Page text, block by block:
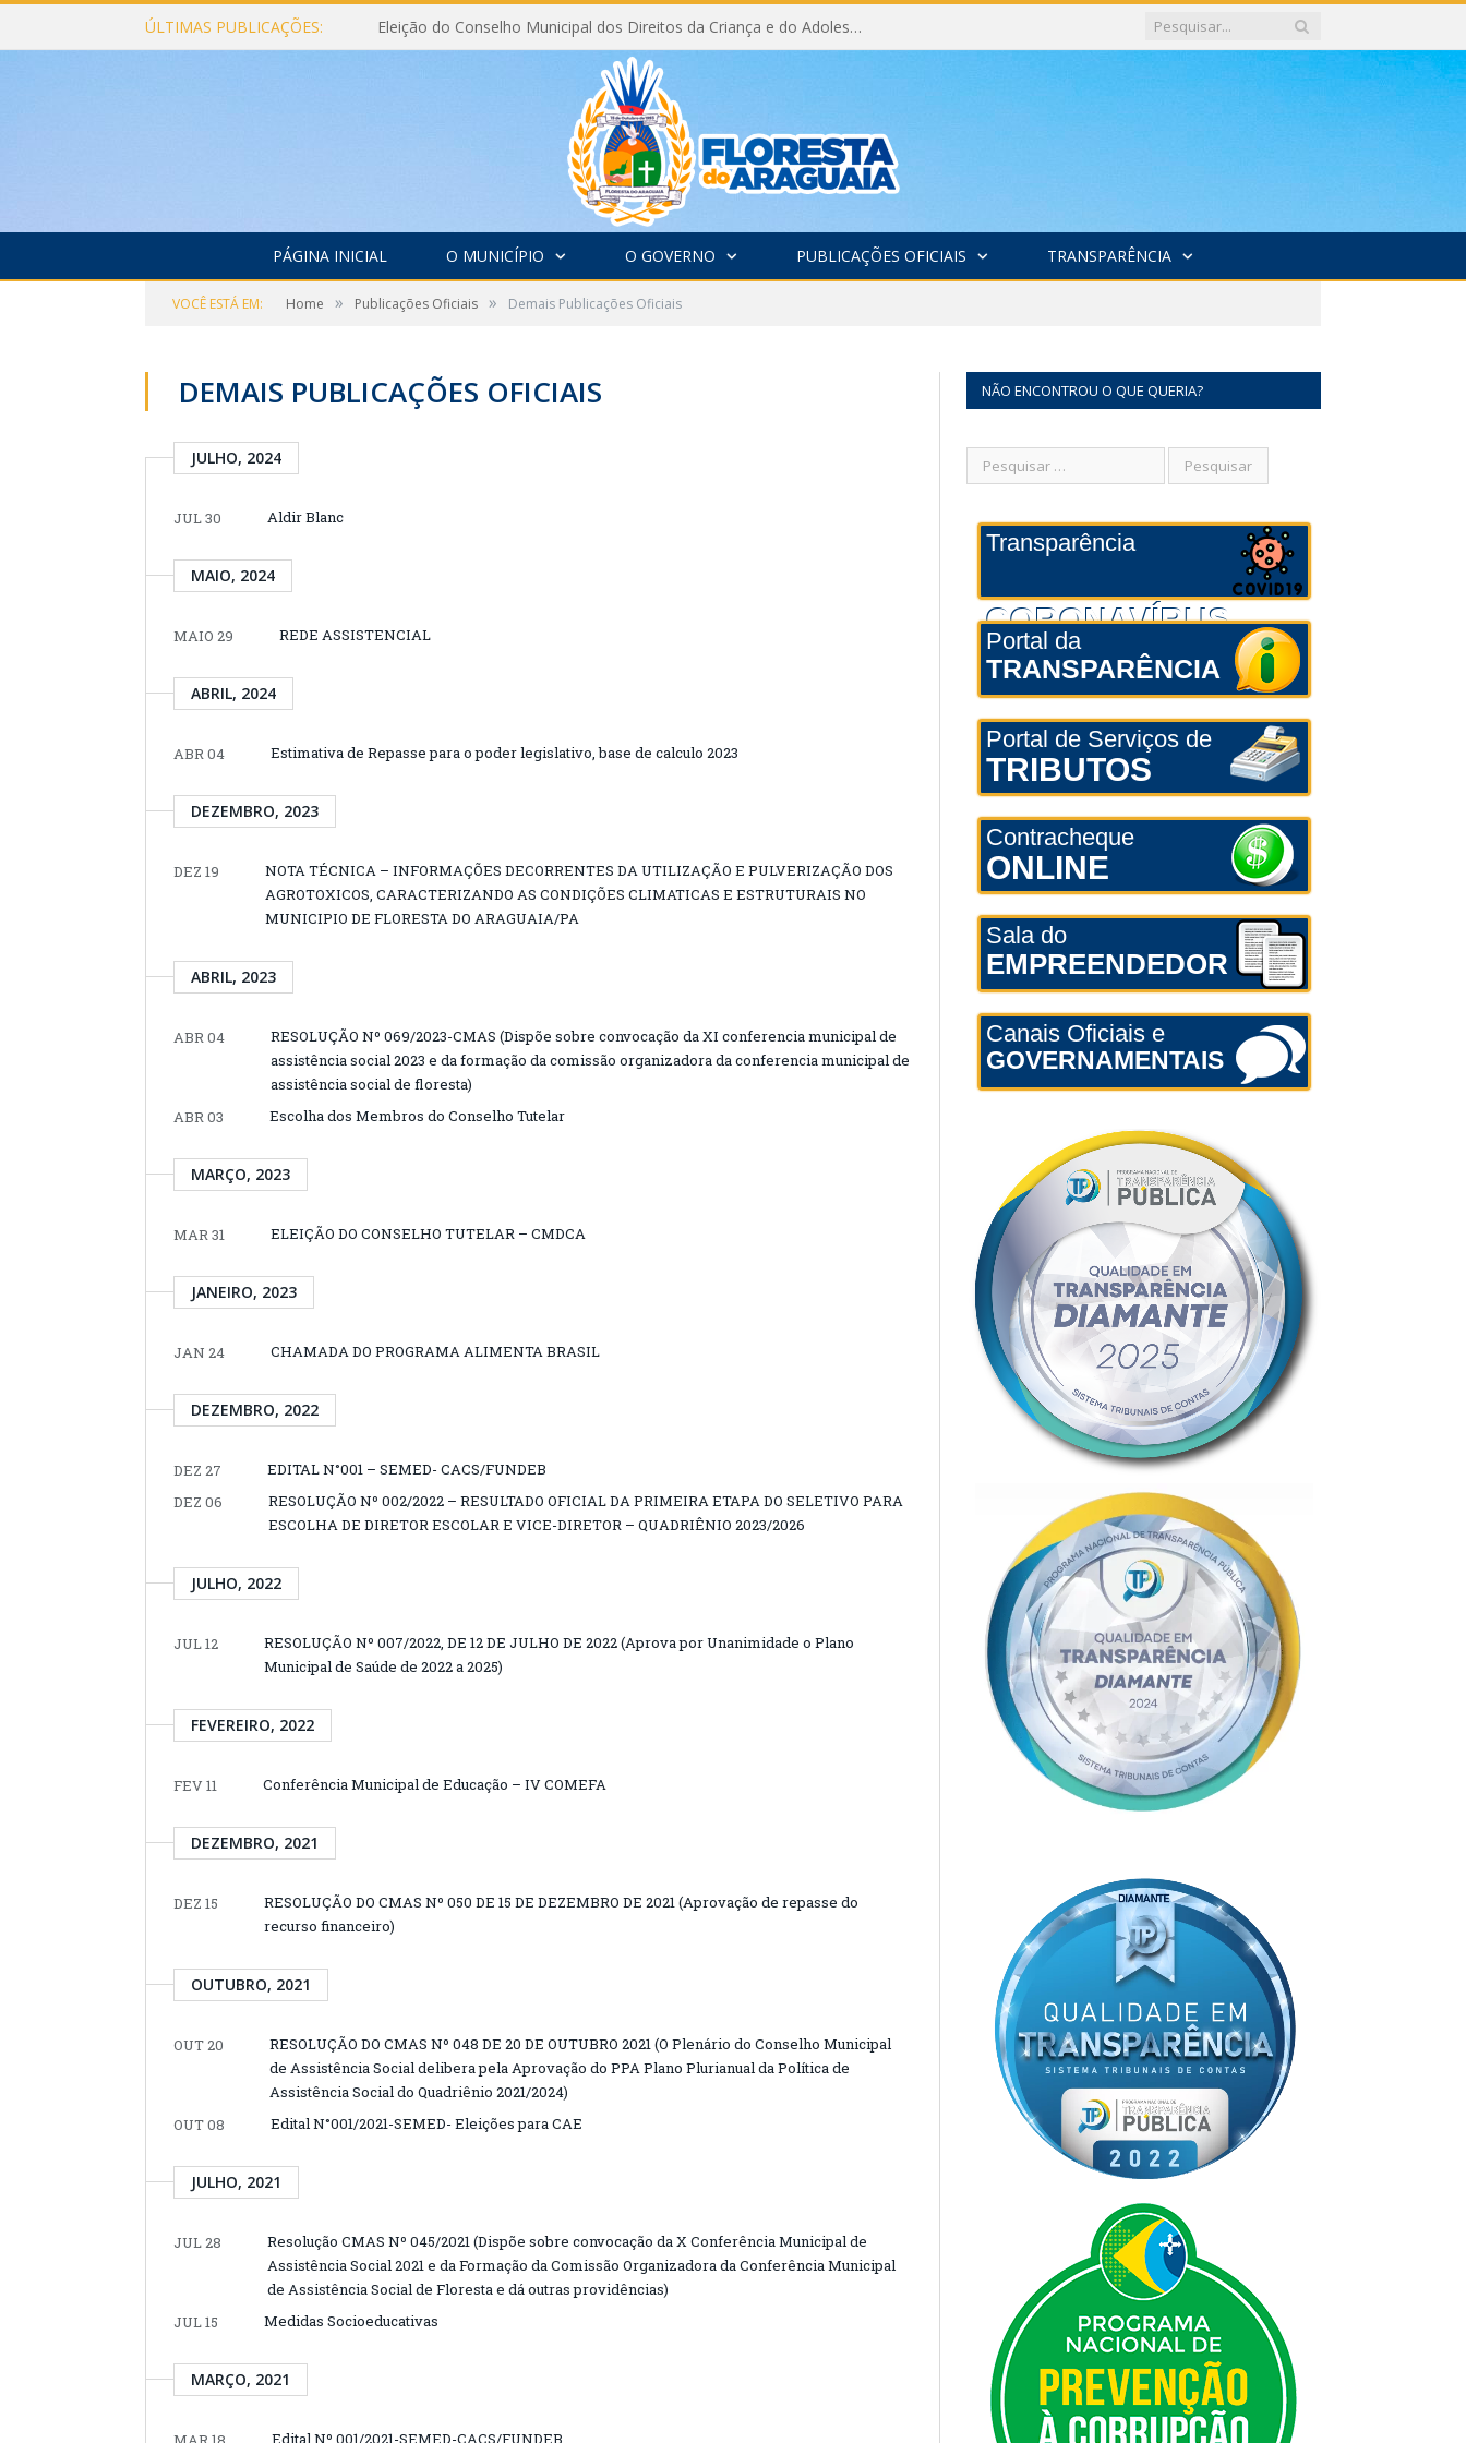
ÚLTIMAS PUBLICAÇÕES: Eleição do Conselho Municipal dos Direitos da Criança e do Adolescente CMDCA 2026
PÁGINA INICIAL O MUNICÍPIO O GOVERNO PUBLICAÇÕES OFICIAIS TRANSPARÊNCIA
VOCÊ ESTÁ EM: Home » Publicações Oficiais » Demais Publicações Oficiais
DEMAIS PUBLICAÇÕES OFICIAIS
JULHO, 2024
JUL 30 Aldir Blanc
MAIO, 2024
MAIO 29 REDE ASSISTENCIAL
ABRIL, 2024
ABR 04 Estimativa de Repasse para o poder legislativo, base de calculo 2023
DEZEMBRO, 2023
DEZ 19
NOTA TÉCNICA – INFORMAÇÕES DECORRENTES DA UTILIZAÇÃO E PULVERIZAÇÃO DOS
AGROTOXICOS, CARACTERIZANDO AS CONDIÇÕES CLIMATICAS E ESTRUTURAIS NO
MUNICIPIO DE FLORESTA DO ARAGUAIA/PA
ABRIL, 2023
ABR 04
RESOLUÇÃO Nº 069/2023-CMAS (Dispõe sobre convocação da XI conferencia municipal de
assistência social 2023 e da formação da comissão organizadora da conferencia municipal de
assistência social de floresta)
ABR 03
Escolha dos Membros do Conselho Tutelar
MARÇO, 2023
MAR 31 ELEIÇÃO DO CONSELHO TUTELAR – CMDCA
JANEIRO, 2023
JAN 24 CHAMADA DO PROGRAMA ALIMENTA BRASIL
DEZEMBRO, 2022
DEZ 27
EDITAL N°001 – SEMED- CACS/FUNDEB
DEZ 06
RESOLUÇÃO Nº 002/2022 – RESULTADO OFICIAL DA PRIMEIRA ETAPA DO SELETIVO PARA
ESCOLHA DE DIRETOR ESCOLAR E VICE-DIRETOR – QUADRIÊNIO 2023/2026
JULHO, 2022
JUL 12
RESOLUÇÃO Nº 007/2022, DE 12 DE JULHO DE 2022 (Aprova por Unanimidade o Plano
Municipal de Saúde de 2022 a 2025)
FEVEREIRO, 2022
FEV 11 Conferência Municipal de Educação – IV COMEFA
DEZEMBRO, 2021
DEZ 15
RESOLUÇÃO DO CMAS Nº 050 DE 15 DE DEZEMBRO DE 2021 (Aprovação de repasse do
recurso financeiro)
OUTUBRO, 2021
OUT 20
RESOLUÇÃO DO CMAS Nº 048 DE 20 DE OUTUBRO 2021 (O Plenário do Conselho Municipal
de Assistência Social delibera pela Aprovação do PPA Plano Plurianual da Política de
Assistência Social do Quadriênio 2021/2024)
OUT 08
Edital N°001/2021-SEMED- Eleições para CAE
JULHO, 2021
JUL 28
Resolução CMAS Nº 045/2021 (Dispõe sobre convocação da X Conferência Municipal de
Assistência Social 2021 e da Formação da Comissão Organizadora da Conferência Municipal
de Assistência Social de Floresta e dá outras providências)
JUL 15
Medidas Socioeducativas
MARÇO, 2021
Edital Nº 001/2021-SEMED-CACS/FUNDEB
NÃO ENCONTROU O QUE QUERIA?
Transparência
CORONAVÍRUS
Portal da
TRANSPARÊNCIA
Portal de Serviços de
TRIBUTOS
Contracheque
ONLINE
Sala do
EMPREENDEDOR
Canais Oficiais e
GOVERNAMENTAIS